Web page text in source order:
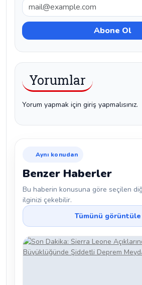
Yorumlar
Yorum yapmak için giriş yapmalısınız.
Aynı konudan
Benzer Haberler
Bu haberin konusuna göre seçilen
ilginizi çekebilir.
Tümünü görüntüle